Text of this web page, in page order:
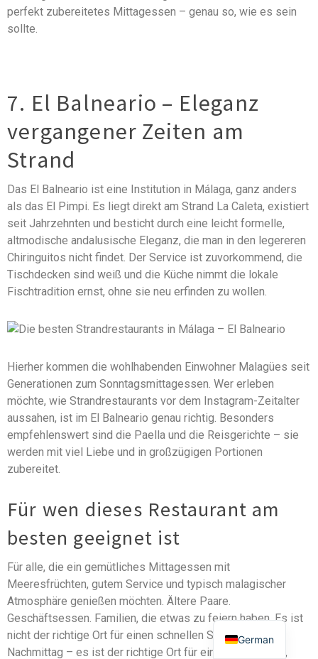
perfekt zubereitetes Mittagessen – genau so, wie es sein
sollte.
7. El Balneario – Eleganz
vergangener Zeiten am
Strand
Das El Balneario ist eine Institution in Málaga, ganz anders
als das El Pimpi. Es liegt direkt am Strand La Caleta, existiert
seit Jahrzehnten und besticht durch eine leicht formelle,
altmodische andalusische Eleganz, die man in den legereren
Chiringuitos nicht findet. Der Service ist zuvorkommend, die
Tischdecken sind weiß und die Küche nimmt die lokale
Fischtradition ernst, ohne sie neu erfinden zu wollen.
Hierher kommen die wohlhabenden Einwohner Malagües seit
Generationen zum Sonntagsmittagessen. Wer erleben
möchte, wie Strandrestaurants vor dem Instagram-Zeitalter
aussahen, ist im El Balneario genau richtig. Besonders
empfehlenswert sind die Paella und die Reisgerichte – sie
werden mit viel Liebe und in großzügigen Portionen
zubereitet.
Für wen dieses Restaurant am
besten geeignet ist
Für alle, die ein gemütliches Mittagessen mit
Meeresfrüchten, gutem Service und typisch malagischer
Atmosphäre genießen möchten. Ältere Paare.
Geschäftsessen. Familien, die etwas zu feiern haben. Es ist
nicht der richtige Ort für einen schnellen Snack am
Nachmittag – es ist der richtige Ort für ein genussvolles,
German